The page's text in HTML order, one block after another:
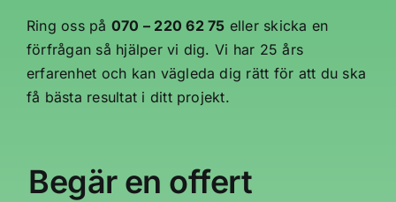
Ring oss på 070 – 220 62 75 eller skicka en
förfrågan så hjälper vi dig. Vi har 25 års
erfarenhet och kan vägleda dig rätt för att du ska
få bästa resultat i ditt projekt.
Begär en offert